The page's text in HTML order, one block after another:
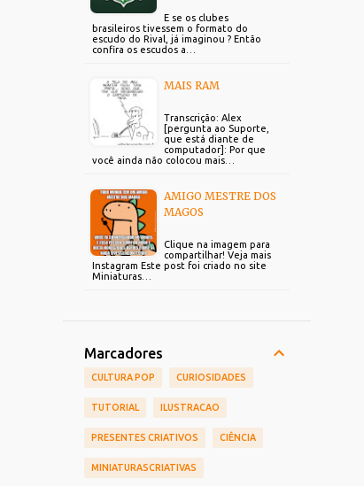
E se os clubes
brasileiros tivessem o formato do
escudo do Rival, já imaginou ? Então
confira os escudos a…
MAIS RAM
Transcrição: Alex
[pergunta ao Suporte,
que está diante de
computador]: Por que
você ainda não colocou mais…
AMIGO MESTRE DOS
MAGOS
Clique na imagem para
compartilhar! Veja mais
Instagram Este post foi criado no site
Miniaturas…
Marcadores
CULTURA POP CURIOSIDADES
TUTORIAL ILUSTRACAO
PRESENTES CRIATIVOS CIÊNCIA
MINIATURASCRIATIVAS